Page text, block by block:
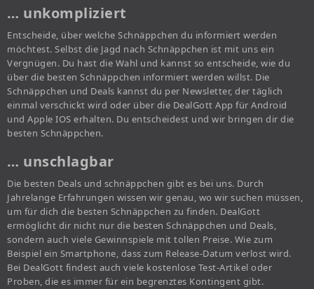
… unkompliziert
Entscheide, über welche Schnäppchen du informiert werden
möchtest. Selbst die Jagd nach Schnäppchen ist mit uns ein
Vergnügen. Du hast die Wahl und kannst so entscheide, wie du
über die besten Schnäppchen informiert werden willst. Die
Schnäppchen und Deals kannst du per Newsletter, der täglich
einmal verschickt wird oder über die DealGott App für Android
und Apple IOS erhalten. Du entscheidest und wir bringen dir die
besten Schnäppchen.
… unschlagbar
Die besten Deals und schnäppchen gibt es bei uns. Durch
Jahrelange Erfahrungen wissen wir genau, wo wir suchen müssen,
um für dich die besten Schnäppchen zu finden. DealGott
ermöglicht dir nicht nur die besten Schnäppchen und Deals,
sondern auch viele Gewinnspiele mit tollen Preise. Wie zum
Beispiel ein Smartphone, dass zum Release-Datum verlost wird.
Bei DealGott findest auch viele kostenlose Test-Artikel oder
Proben, die es immer für ein begrenztes Kontingent gibt.